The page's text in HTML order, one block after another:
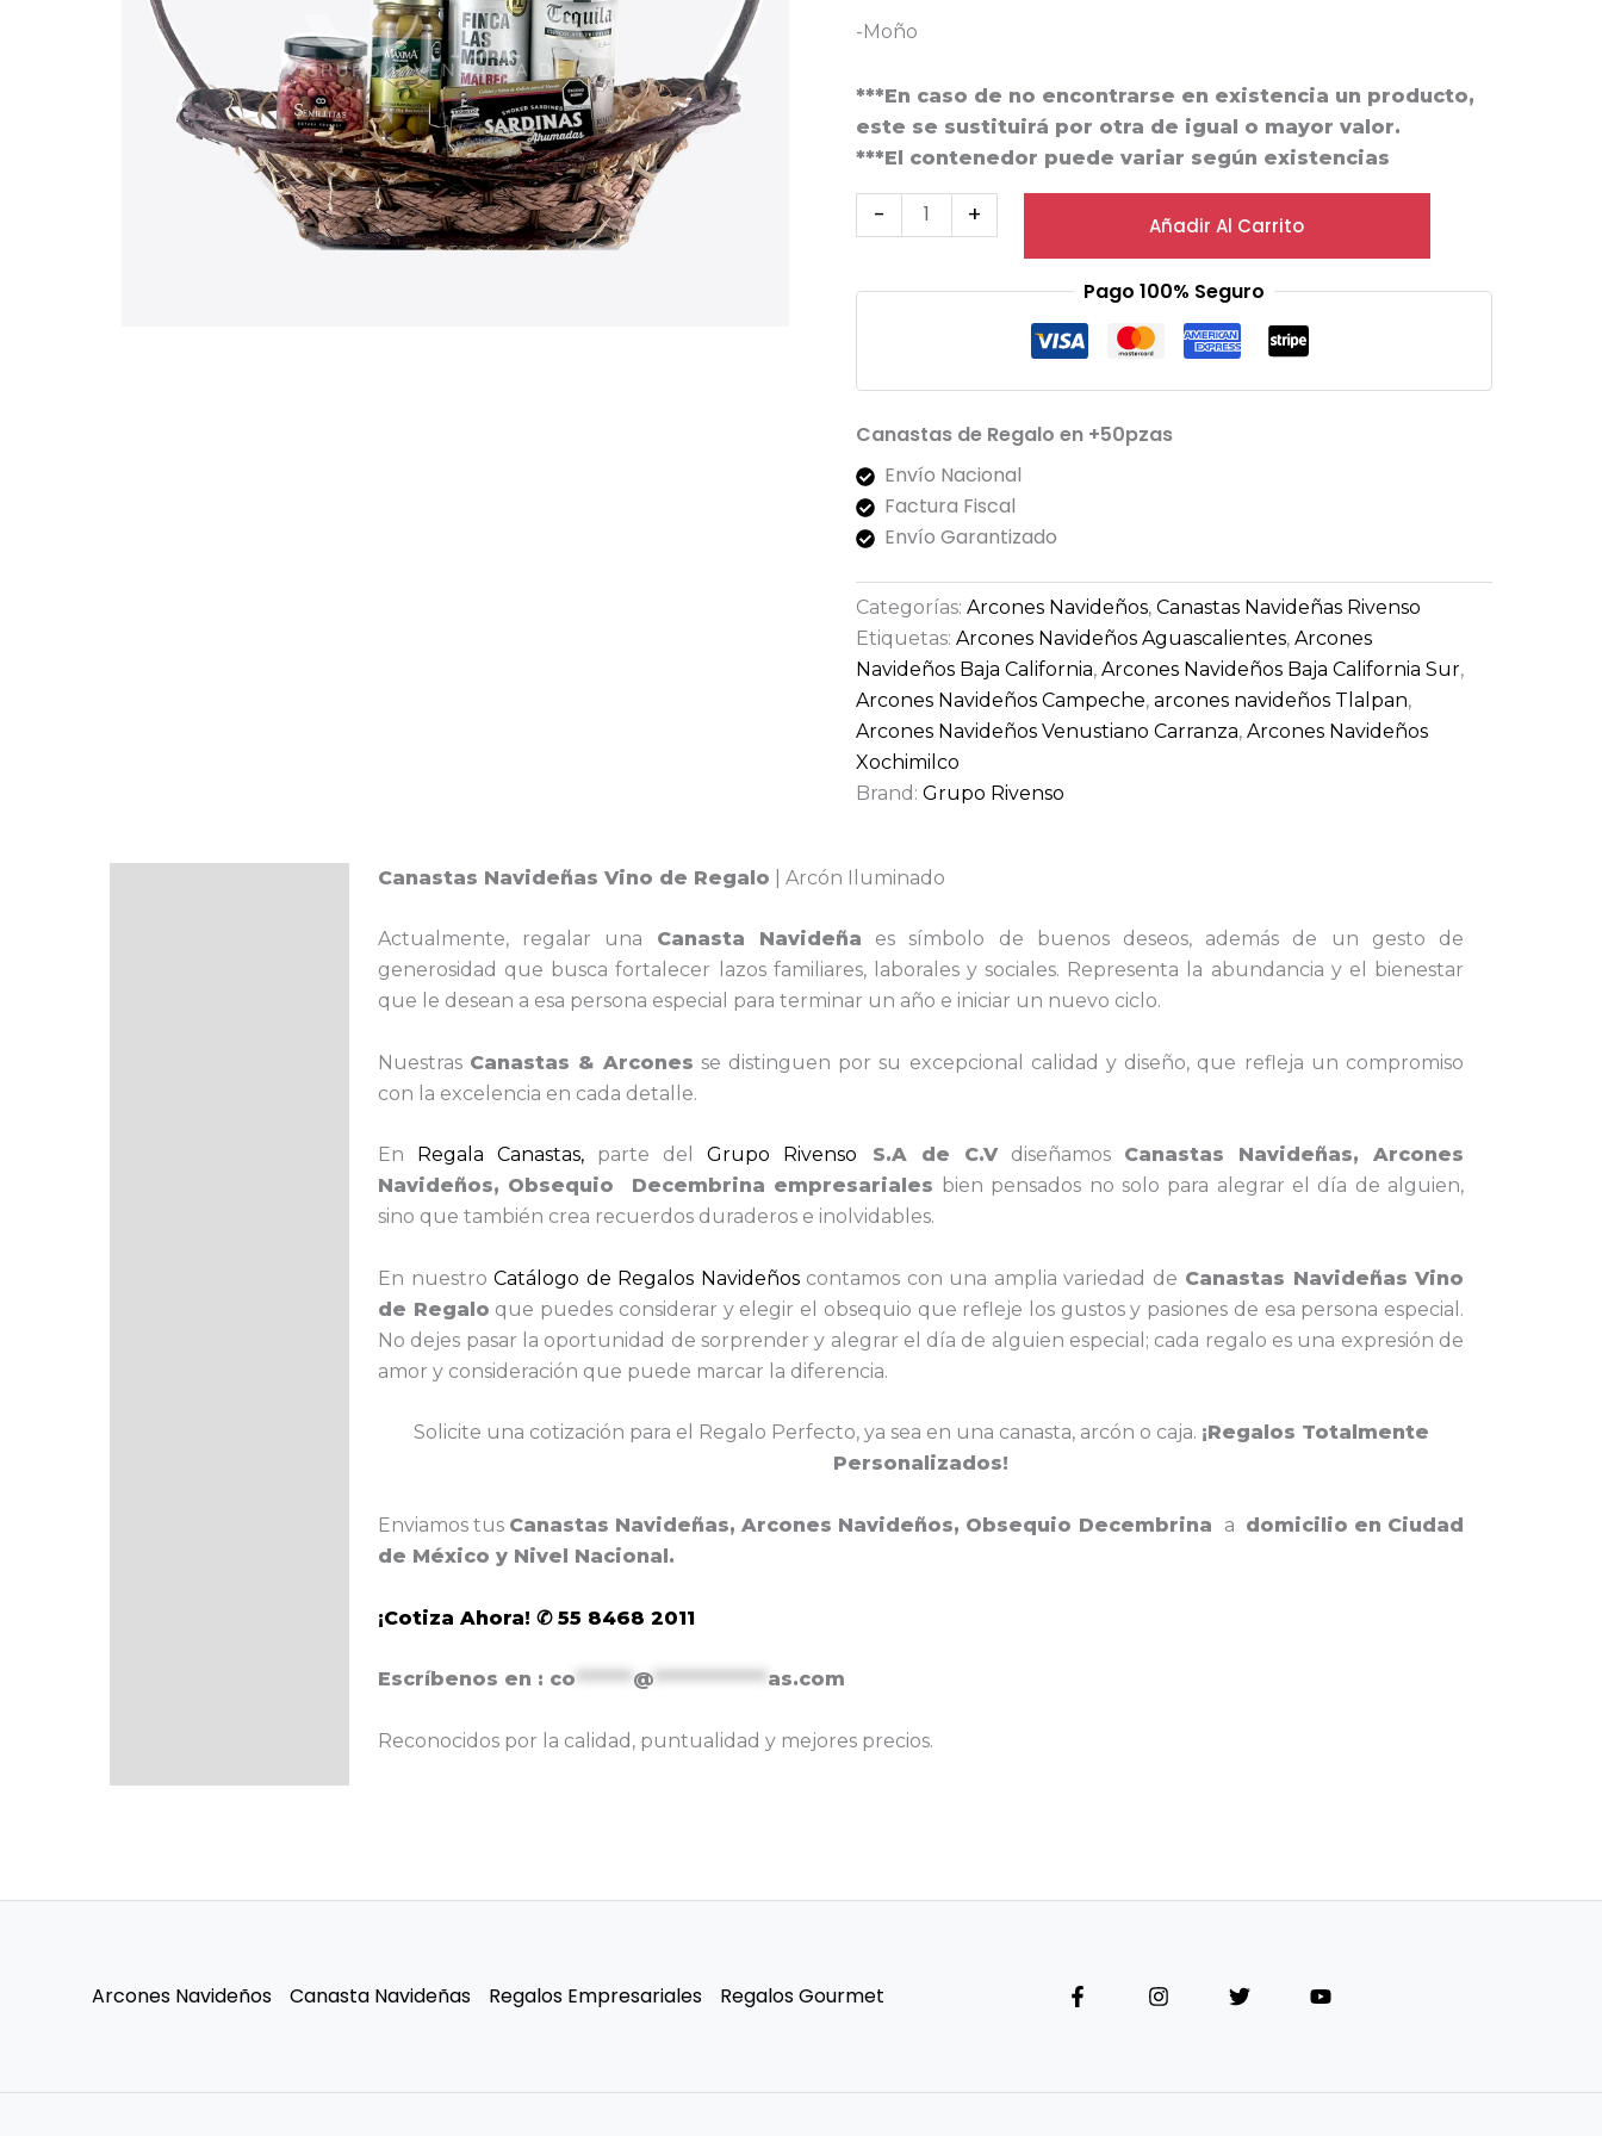
-Moño
***En caso de no encontrarse en existencia un producto,
este se sustituirá por otra de igual o mayor valor.
***El contenedor puede variar según existencias
- + Añadir Al Carrito
Pago 100% Seguro
Canastas de Regalo en +50pzas
Envío Nacional
Factura Fiscal
Envío Garantizado
Categorías:Arcones Navideños,Canastas Navideñas Rivenso
Etiquetas:Arcones Navideños Aguascalientes,Arcones
Navideños Baja California,Arcones Navideños Baja California Sur,
Arcones Navideños Campeche,arcones navideños Tlalpan,
Arcones Navideños Venustiano Carranza,Arcones Navideños
Xochimilco
Brand:Grupo Rivenso
Canastas Navideñas Vino de Regalo | Arcón Iluminado
Actualmente, regalar una Canasta Navideña es símbolo de buenos deseos, además de un gesto de
generosidad que busca fortalecer lazos familiares, laborales y sociales. Representa la abundancia y el bienestar
que le desean a esa persona especial para terminar un año e iniciar un nuevo ciclo.
Nuestras Canastas & Arcones se distinguen por su excepcional calidad y diseño, que refleja un compromiso
con la excelencia en cada detalle.
En Regala Canastas, parte del Grupo Rivenso S.A de C.Vdiseñamos Canastas Navideñas, Arcones
Navideños, Obsequio Decembrina empresariales bien pensados no solo para alegrar el día de alguien,
sino que también crea recuerdos duraderos e inolvidables.
En nuestro Catálogo de Regalos Navideñoscontamos con una amplia variedad de Canastas Navideñas Vino
de Regalo que puedes considerar y elegir el obsequio que refleje los gustos y pasiones de esa persona especial.
No dejes pasar la oportunidad de sorprender y alegrar el día de alguien especial; cada regalo es una expresión de
amor y consideración que puede marcar la diferencia.
Solicite una cotización para el Regalo Perfecto, ya sea en una canasta, arcón o caja. ¡Regalos Totalmente
Personalizados!
Enviamos tus Canastas Navideñas, Arcones Navideños, Obsequio Decembrina a domicilio en Ciudad
de México y Nivel Nacional.
¡Cotiza Ahora! ✆ 55 8468 2011
Escríbenos en : co ****** @ ************ as.com
Reconocidos por la calidad, puntualidad y mejores precios.
Arcones Navideños Canasta Navideñas Regalos Empresariales Regalos Gourmet